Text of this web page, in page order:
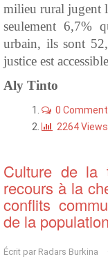
milieu rural jugent
seulement 6,7%
urbain, ils sont
justice est
Aly Tinto
0 Comment
2264 Views
Culture de
recours à la
conflits
de la
Écrit par Radars Burkina